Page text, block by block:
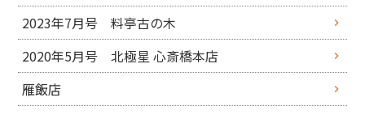
2023年7月号 料亭古の木
2020年5月号 北極星 心斎橋本店
雁飯店